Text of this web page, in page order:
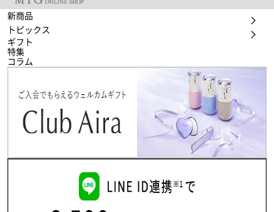
新商品
トピックス
ギフト
特集
コラム